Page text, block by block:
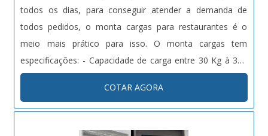
todos os dias, para conseguir atender a demanda de
todos pedidos, o monta cargas para restaurantes é o
meio mais prático para isso. O monta cargas tem
especificações: - Capacidade de carga entre 30 Kg à 300
Kg; - Dimensões máximas de 1,0 x 1,0 x 1,20 m e
mínimas de 0,30 x 0,30 x 0,40 m; - Acabamento em chapa
de aço pintada ou....
COTAR AGORA